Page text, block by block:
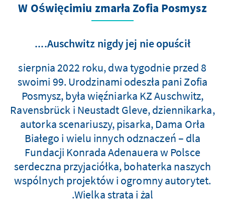
W Oświęcimiu zmarła Zofia Posmysz
Auschwitz nigdy jej nie opuścił....
8 sierpnia 2022 roku, dwa tygodnie przed
swoimi 99. Urodzinami odeszła pani Zofia
Posmysz, była więźniarka KZ Auschwitz,
Ravensbrück i Neustadt Gleve, dziennikarka,
autorka scenariuszy, pisarka, Dama Orła
Białego i wielu innych odznaczeń – dla
Fundacji Konrada Adenauera w Polsce
serdeczna przyjaciółka, bohaterka naszych
wspólnych projektów i ogromny autorytet.
Wielka strata i żal.